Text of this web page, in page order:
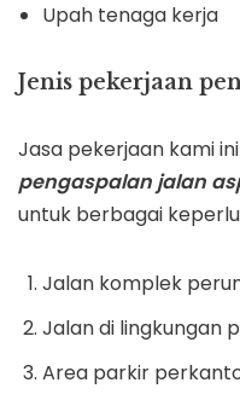
Upah tenaga kerja
Jenis pekerjaan
Jasa pekerjaan kami
pengaspalan jalan
untuk berbagai
Jalan komplek
Jalan di lingkungan
Area parkir